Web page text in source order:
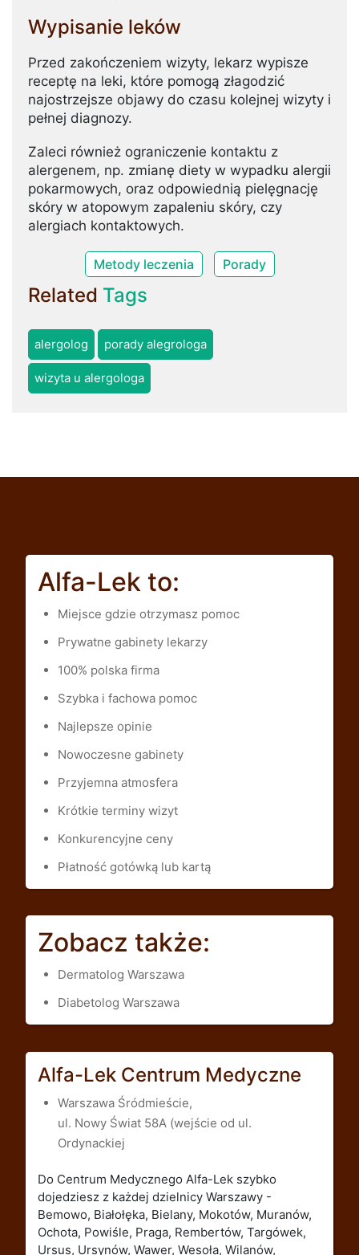
Wypisanie leków
Przed zakończeniem wizyty, lekarz wypisze
receptę na leki, które pomogą złagodzić
najostrzejsze objawy do czasu kolejnej wizyty i
pełnej diagnozy.
Zaleci również ograniczenie kontaktu z
alergenem, np. zmianę diety w wypadku alergii
pokarmowych, oraz odpowiednią pielęgnację
skóry w atopowym zapaleniu skóry, czy
alergiach kontaktowych.
Metody leczenia Porady
Related Tags
alergolog porady alegrologa
wizyta u alergologa
Alfa-Lek to:
Miejsce gdzie otrzymasz pomoc
Prywatne gabinety lekarzy
100% polska firma
Szybka i fachowa pomoc
Najlepsze opinie
Nowoczesne gabinety
Przyjemna atmosfera
Krótkie terminy wizyt
Konkurencyjne ceny
Płatność gotówką lub kartą
Zobacz także:
Dermatolog Warszawa
Diabetolog Warszawa
Alfa-Lek Centrum Medyczne
Warszawa Śródmieście,
ul. Nowy Świat 58A (wejście od ul.
Ordynackiej
Do Centrum Medycznego Alfa-Lek szybko
dojedziesz z każdej dzielnicy Warszawy -
Bemowo, Białołęka, Bielany, Mokotów, Muranów,
Ochota, Powiśle, Praga, Rembertów, Targówek,
Ursus, Ursynów, Wawer, Wesoła, Wilanów,